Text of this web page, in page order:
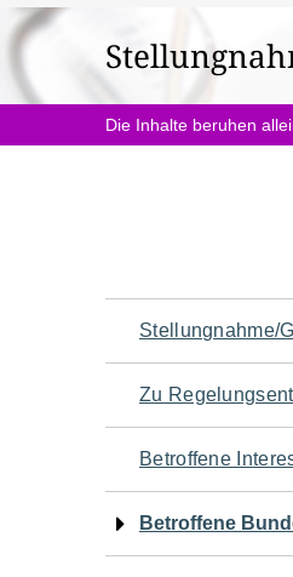
befinden
sich
hier:Die Inhalte beruhen
für
den
Stellungnahme/
Zu
Betroffene
Betroffene